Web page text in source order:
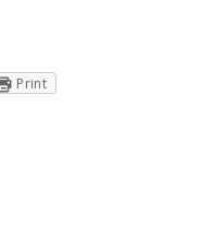
Print